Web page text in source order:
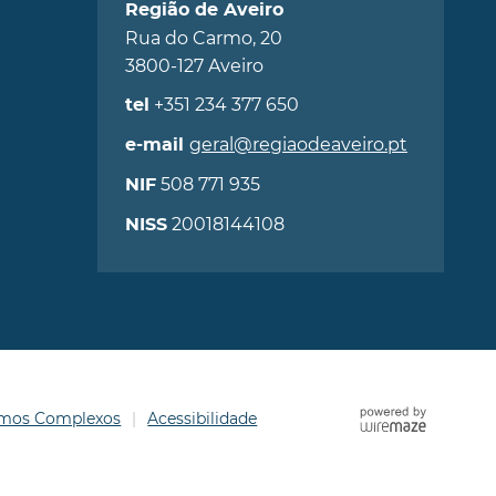
Região de Aveiro
Rua do Carmo, 20
3800-127 Aveiro
tel +351 234 377 650
e-mail geral@regiaodeaveiro.pt
NIF508 771 935
NISS20018144108
Complexos Acessibilidade